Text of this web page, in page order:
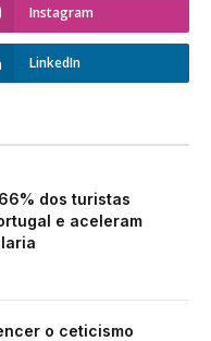
Instagram
LinkedIn
66% dos turistas
e aceleram
o ceticismo